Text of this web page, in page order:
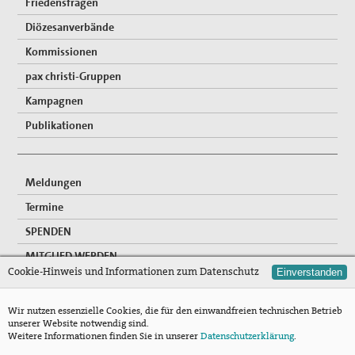
"Alle müssen den Krieg verlästern"
Unser Standpunkt: Kirche als Friedensbewegung
Gottes auf Erden
Unsere Mitgliederzeitschrift pax info
Unser Kongress 2015: Gerechten Frieden weiter denken
Das Thema "Frieden" bei der ACK Baden-Württemberg
Themenheft "Frieden" aus der Reihe "IMULSE für die
Pastoral"
Newsletter
Bausteine für Friedensgebete und anderes zum
Ukrainekonflikt
Diözesanverbände
Kommissionen
pax christi-Gruppen
Kampagnen
Publikationen
Meldungen
Termine
SPENDEN
MITGLIED WERDEN
NEWSLETTER
Mitgliederzugang
Cookie-Hinweis und Informationen zum Datenschutz Einverstanden
Wir nutzen essenzielle Cookies, die für den einwandfreien technischen Betrieb
unserer Website notwendig sind.
Weitere Informationen finden Sie in unsererDatenschutzerklärung.